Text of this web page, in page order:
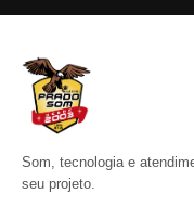
Som, tecnologia e
seu projeto.